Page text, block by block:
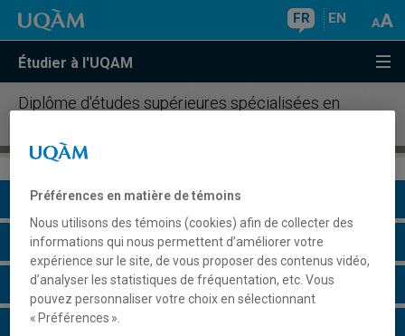
FR EN
Étudier à l'UQAM
Diplôme d'études supérieures spécialisées en
Présentation du programme
Conditions d'admission
Cours à suivre et horaires
Grille de cheminement
Préférences en matière de témoins
Nous utilisons des témoins (cookies) afin de collecter des
informations qui nous permettent d’améliorer votre
expérience sur le site, de vous proposer des contenus vidéo,
d’analyser les statistiques de fréquentation, etc. Vous
pouvez personnaliser votre choix en sélectionnant
« Préférences ».